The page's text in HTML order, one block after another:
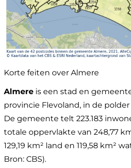
Korte feiten over Almere
Almere is een stad en
provincie Flevoland, in de
De gemeente telt 223.183
totale oppervlakte van 248,77
129,19 km² land en 119,58 km²
Bron: CBS).